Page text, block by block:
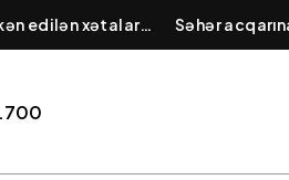
edilən xətalar:
​Səhər
şirəsinin